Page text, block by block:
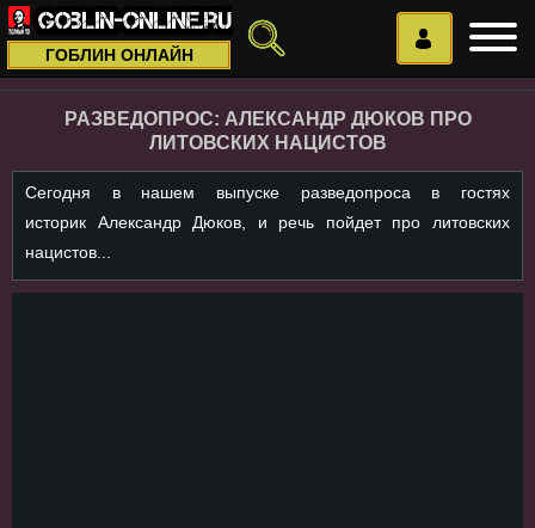
ГОБЛИН ОНЛАЙН
РАЗВЕДОПРОС: АЛЕКСАНДР ДЮКОВ ПРО
ЛИТОВСКИХ НАЦИСТОВ
Сегодня в нашем выпуске разведопроса в гостях
историк Александр Дюков, и речь пойдет про литовских
нацистов...